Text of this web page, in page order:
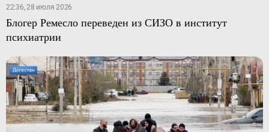
22:36, 28 июля 2026
Блогер Ремесло переведен из СИЗО в институт
психиатрии